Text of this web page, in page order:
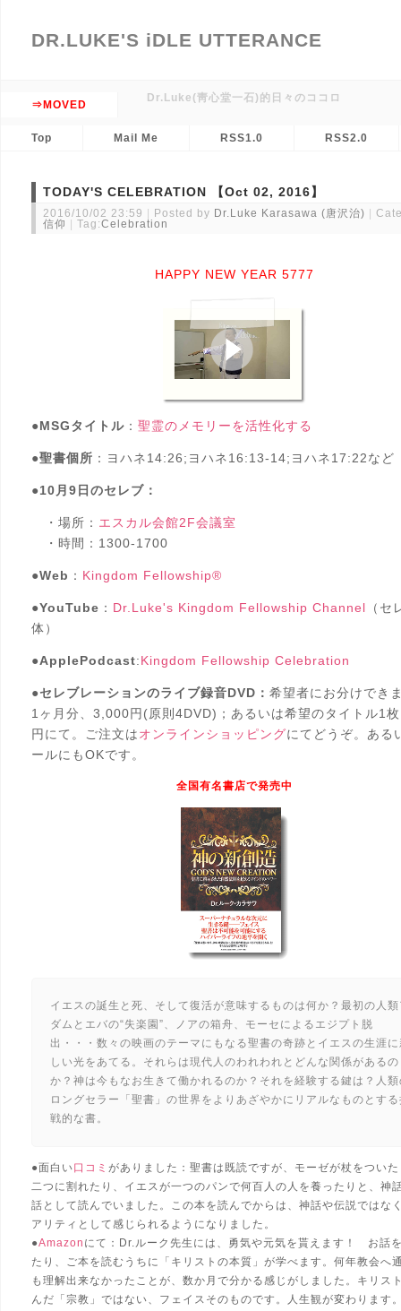
DR.LUKE'S iDLE UTTERANCE
Dr.Luke(靑心堂一石)的日々のココロ
⇒MOVED
Top Mail Me RSS1.0 RSS2.0
TODAY'S CELEBRATION 【Oct 02, 2016】
2016/10/02 23:59 Posted by Dr.Luke Karasawa (唐沢治)
信仰
Tag:Celebration
HAPPY NEW YEAR 5777
●MSGタイトル ： 聖霊のメモリーを活性化する
●聖書個所 ：ヨハネ14:26;ヨハネ16:13-14;ヨハネ17:22など
●10月9日のセレブ：
・場所： エスカル会館2F会議室
・時間：1300-1700
●Web ： Kingdom Fellowship®
●YouTube ： Dr.Luke's Kingdom Fellowship Channel （セ
体）
●ApplePodcast:Kingdom Fellowship Celebration
●セレブレーションのライブ録音DVD： 希望者にお分けでき
1ヶ月分、3,000円(原則4DVD)；あるいは希望のタイトル1
円にて。ご注文はオンラインショッピングにてどうぞ。ある
ールにもOKです。
全国有名書店で発売中
イエスの誕生と死、そして復活が意味するものは何か？最初の人
ダムとエバの“失楽園”、ノアの箱舟、モーセによるエジプト脱
出・・・数々の映画のテーマにもなる聖書の奇跡とイエスの生涯
しい光をあてる。それらは現代人のわれわれとどんな関係があるの
か？神は今もなお生きて働かれるのか？それを経験する鍵は？人
ロングセラー「聖書」の世界をよりあざやかにリアルなものとす
戦的な書。
●面白い口コミ がありました：聖書は既読ですが、モーゼが杖をつい
二つに割れたり、イエスが一つのパンで何百人の人を養ったりと、神
話として読んでいました。この本を読んでからは、神話や伝説ではな
アリティとして感じられるようになりました。
●Amazon にて：Dr.ルーク先生には、勇気や元気を貰えます！ お話
たり、ご本を読むうちに「キリストの本質」が学べます。何年教会へ
も理解出来なかったことが、数か月で分かる感じがしました。キリス
んだ「宗教」ではない、フェイスそのものです。人生観が変わります